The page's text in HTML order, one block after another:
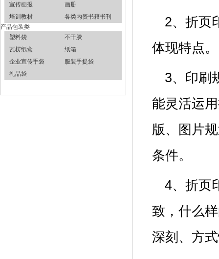
宣传画报
画册
培训教材
各类内资书籍书刊
产品包装类
塑料袋
不干胶
瓦楞纸盒
纸箱
企业宣传手袋
服装手提袋
礼品袋
2、折页
体现特点
3、印刷
能灵活运
版、图片
条件。
4、折页
致，什么
深刻、方